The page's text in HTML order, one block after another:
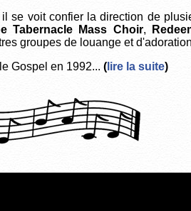
se voit confier la direction de
Tabernacle Mass Choir,
groupes de louange et
Gospel en 1992... ( lire la suite)